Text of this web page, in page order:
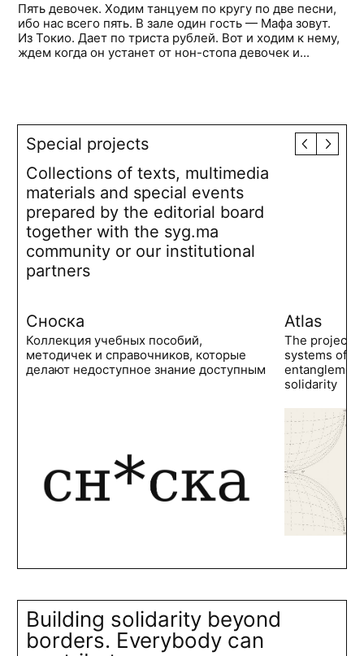
Пять девочек. Ходим танцуем по кругу по две песни,
ибо нас всего пять. В зале один гость — Мафа зовут.
Из Токио. Дает по триста рублей. Вот и ходим к нему,
ждем когда он устанет от нон-стопа девочек и...
Special projects
Collections of texts, multimedia
materials and special events
prepared by the editorial board
together with the syg.ma
community or our institutional
partners
Сноска
Коллекция учебных пособий,
методичек и справочников, которые
делают недоступное знание доступным
Atlas
The project
systems of
solidarity
Building solidarity beyond
borders. Everybody can